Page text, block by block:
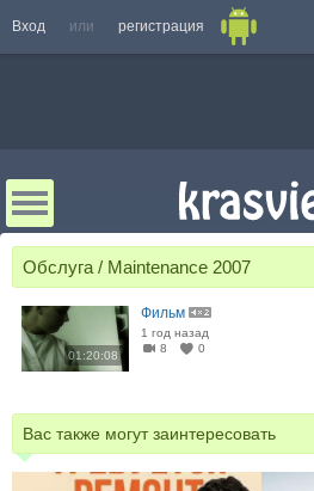
Вход или регистрация
Обслуга / Maintenance 2007
01:20:08
Фильм
1 год назад
8
0
Вас также могут заинтересовать